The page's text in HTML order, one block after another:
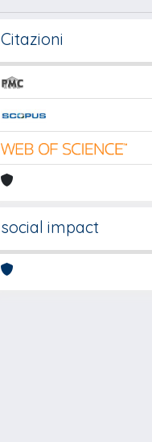
Citazioni
social impact